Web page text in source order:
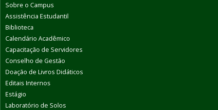
Sobre o Campus
Assistência Estudantil
Biblioteca
Calendário Acadêmico
Capacitação de Servidores
Conselho de Gestão
Doação de Livros Didáticos
Editais Internos
Estágio
Laboratório de Solos